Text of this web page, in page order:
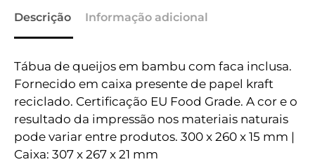
Descrição Informação adicional
Tábua de queijos em bambu com faca inclusa.
Fornecido em caixa presente de papel kraft
reciclado. Certificação EU Food Grade. A cor e o
resultado da impressão nos materiais naturais
pode variar entre produtos. 300 x 260 x 15 mm |
Caixa: 307 x 267 x 21 mm